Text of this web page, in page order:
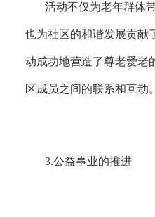
活动不仅为老年群体
也为社区的和谐发展贡献
动成功地营造了尊老爱老
区成员之间的联系和互动。
3.公益事业的推进